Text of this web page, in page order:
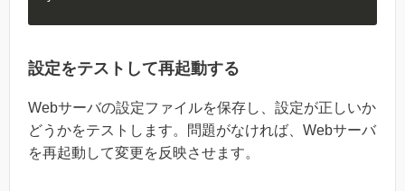
設定をテストして再起動する
Webサーバの設定ファイルを保存し、設定が正しいか
どうかをテストします。問題がなければ、Webサーバ
を再起動して変更を反映させます。